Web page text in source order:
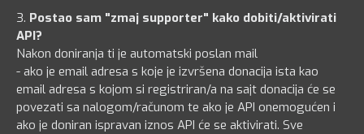
3. Postao sam "zmaj supporter" kako dobiti/aktivirati
API?
Nakon doniranja ti je automatski poslan mail
- ako je email adresa s koje je izvršena donacija ista kao
email adresa s kojom si registriran/a na sajt donacija će se
povezati sa nalogom/računom te ako je API onemogućen i
ako je doniran ispravan iznos API će se aktivirati. Sve